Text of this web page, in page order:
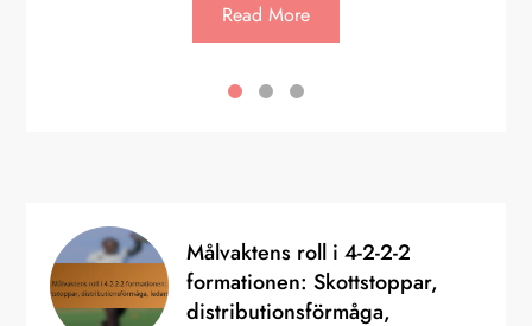
Read More
Målvaktens roll i 4-2-2-2
formationen: Skottstoppar,
distributionsförmåga,